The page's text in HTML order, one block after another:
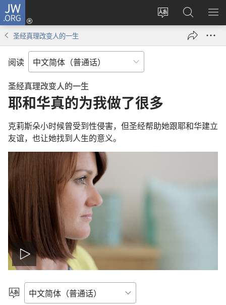
JW.ORG
更
登
录
（打
搜
索
JW.ORG
显
圣经真理改变人的一生
阅读
圣经真理改变人的一生
耶和华真的为我做了很多
克莉斯朵小时候曾受到性侵害，但圣经帮助她跟耶和华建立
友谊，也让她找到人生的意义。
播
放
选